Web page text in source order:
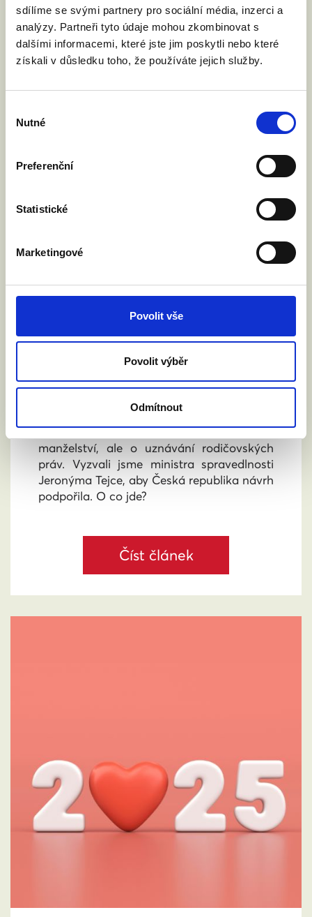
sdílíme se svými partnery pro sociální média, inzerci a
analýzy. Partneři tyto údaje mohou zkombinovat s
dalšími informacemi, které jste jim poskytli nebo které
získali v důsledku toho, že používáte jejich služby.
souhlasu
Nutné
Preferenční
Statistické
Marketingové
Povolit vše
Povolit výběr
Odmítnout
SPRAVEDLNOSTI: DĚTI NESMÍ NA
HRANICÍCH ZTRÁCET SVÉ RODIČE
4. 6. 2026
Rada EU bude v pátek 5. června jednat o
návrhu nařízení o přeshraničním uznávání
rodičovství. Nejde o uznávání zahraničních
manželství, ale o uznávání rodičovských
práv. Vyzvali jsme ministra spravedlnosti
Jeronýma Tejce, aby Česká republika návrh
podpořila. O co jde?
Číst článek